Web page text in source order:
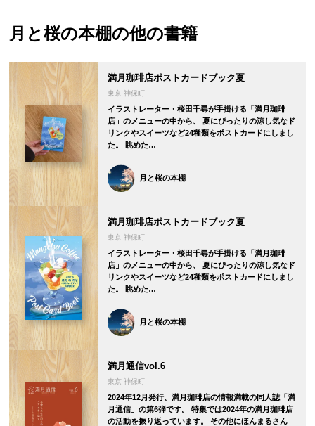
月と桜の本棚の他の書籍
満月珈琲店ポストカードブック夏
東京 神保町
イラストレーター・桜田千尋が手掛ける「満月珈琲
店」のメニューの中から、 夏にぴったりの涼し気なド
リンクやスイーツなど24種類をポストカードにしまし
た。 眺めた…
月と桜の本棚
満月珈琲店ポストカードブック夏
東京 神保町
イラストレーター・桜田千尋が手掛ける「満月珈琲
店」のメニューの中から、 夏にぴったりの涼し気なド
リンクやスイーツなど24種類をポストカードにしまし
た。 眺めた…
月と桜の本棚
満月通信vol.6
東京 神保町
2024年12月発行、満月珈琲店の情報満載の同人誌「満
月通信」の第6弾です。 特集では2024年の満月珈琲店
の活動を振り返っています。 その他にほんまるさん